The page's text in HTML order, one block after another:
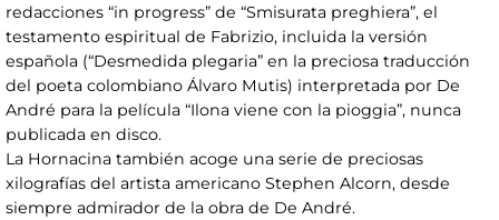
redacciones “in progress” de “Smisurata preghiera”, el
testamento espiritual de Fabrizio, incluida la versión
española (“Desmedida plegaria” en la preciosa traducción
del poeta colombiano Álvaro Mutis) interpretada por De
André para la película “Ilona viene con la pioggia”, nunca
publicada en disco.
La Hornacina también acoge una serie de preciosas
xilografías del artista americano Stephen Alcorn, desde
siempre admirador de la obra de De André.